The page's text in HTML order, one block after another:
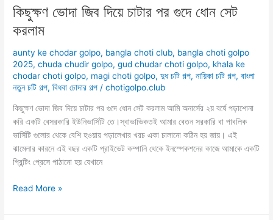
কিছুক্ষণ ভোদা জিব দিয়ে চাটার পর গুদে ধোন সেট
করলাম
aunty ke chodar golpo, bangla choti club, bangla choti golpo
2025,chuda chudir golpo,gud chudar choti golpo, khala ke
chodar choti golpo, magi choti golpo,দুধ চটি গল্প,নায়িকা চটি গল্প,বাংলা
নতুন চটি গল্প,বিধবা চোদার গল্প /chotigolpo.club
কিছুক্ষণ ভোদা জিব দিয়ে চাটার পর গুদে ধোন সেট করলাম আমি অনার্সের ২য় বর্ষে পড়াশোনা
করি একটি বেসরকারি ইউনিভার্সিটি তে।স্বাভাভিকতই আমার বেতন সরকারি বা পাবলিক
ভার্সিটি গুলোর থেকে বেশি হওয়ায় পড়ালেখার খরচ একা চালানো কঠিন হয় জায়। এই
ঝামেলার কারনে এই বছর একটি প্রাইভেট কম্পানি থেকে ইনস্পেকশনের কাজে আমাকে একটি
প্রিন্টিং প্রেসে পাঠানো হয় যেখানে
কিছুক্ষণ
জিব
Read More »